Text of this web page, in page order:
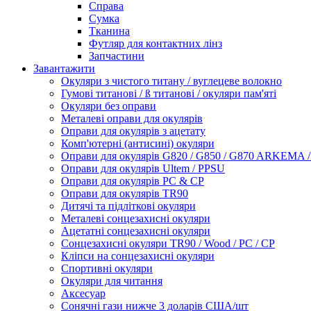
Справа
Сумка
Тканина
Футляр для контактних лінз
Запчастини
Завантажити
Окуляри з чистого титану / вуглецеве волокно
Гумові титанові / ß титанові / окуляри пам'яті
Окуляри без оправи
Металеві оправи для окулярів
Оправи для окулярів з ацетату
Комп'ютерні (антисині) окуляри
Оправи для окулярів G820 / G850 / G870 ARKEMA
Оправи для окулярів Ultem / PPSU
Оправи для окулярів PC & CP
Оправи для окулярів TR90
Дитячі та підліткові окуляри
Металеві сонцезахисні окуляри
Ацетатні сонцезахисні окуляри
Сонцезахисні окуляри TR90 / Wood / PC / CP
Кліпси на сонцезахисні окуляри
Спортивні окуляри
Окуляри для читання
Аксесуар
Сонячні гази нижче 3 доларів США/шт